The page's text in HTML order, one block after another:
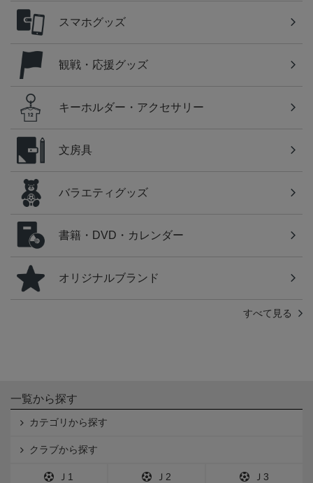
スマホグッズ
観戦・応援グッズ
キーホルダー・アクセサリー
文房具
バラエティグッズ
書籍・DVD・カレンダー
オリジナルブランド
すべて見る
一覧から探す
カテゴリから探す
クラブから探す
Ｊ1 Ｊ2 Ｊ3